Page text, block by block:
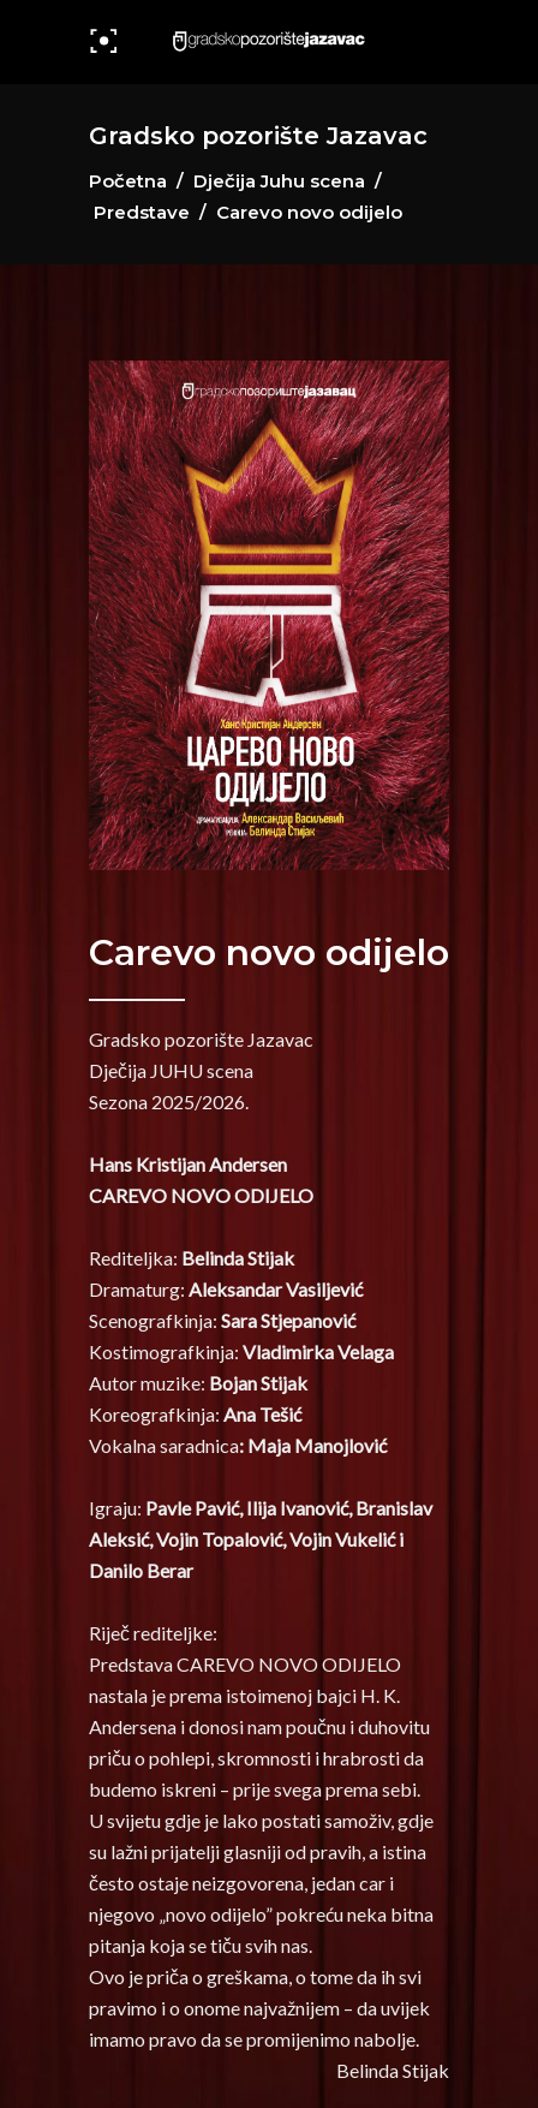
Gradsko pozorište Jazavac
Početna / Dječija Juhu scena /
Predstave / Carevo novo odijelo
Carevo novo odijelo
Gradsko pozorište Jazavac
Dječija JUHU scena
Sezona 2025/2026.
Hans Kristijan Andersen
CAREVO NOVO ODIJELO
Rediteljka: Belinda Stijak
Dramaturg: Aleksandar Vasiljević
Scenografkinja: Sara Stjepanović
Kostimografkinja: Vladimirka Velaga
Autor muzike: Bojan Stijak
Koreografkinja: Ana Tešić
Vokalna saradnica: Maja Manojlović
Igraju: Pavle Pavić, Ilija Ivanović, Branislav
Aleksić, Vojin Topalović, Vojin Vukelić i
Danilo Berar
Riječ rediteljke:
Predstava CAREVO NOVO ODIJELO
nastala je prema istoimenoj bajci H. K.
Andersena i donosi nam poučnu i duhovitu
priču o pohlepi, skromnosti i hrabrosti da
budemo iskreni – prije svega prema sebi.
U svijetu gdje je lako postati samoživ, gdje
su lažni prijatelji glasniji od pravih, a istina
često ostaje neizgovorena, jedan car i
njegovo „novo odijelo” pokreću neka bitna
pitanja koja se tiču svih nas.
Ovo je priča o greškama, o tome da ih svi
pravimo i o onome najvažnijem – da uvijek
imamo pravo da se promijenimo nabolje.
Belinda Stijak